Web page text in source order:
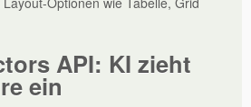
API: KI zieht
ein